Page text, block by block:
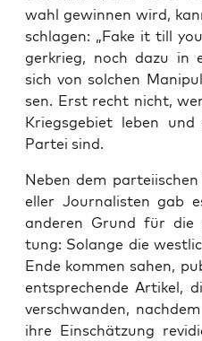
wahl gewin­nen wird,
schla­gen: „Fake it till
ger­krieg, noch dazu in
sich von sol­chen
sen. Erst recht nicht,
Kriegs­ge­biet leben
Par­tei sind.
Neben dem
el­ler Jour­na­lis­ten gab
ande­ren Grund für die
tung: Solan­ge die
Ende kom­men sahen,
ent­spre­chen­de Arti­kel,
ver­schwan­den,
ihre Ein­schät­zung